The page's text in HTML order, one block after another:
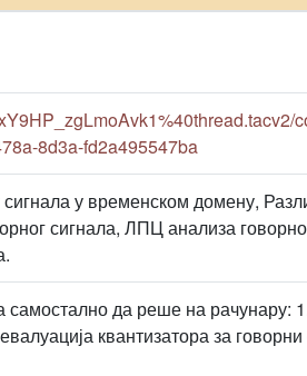
8d3a-fd2a495547ba
у временском домену,
сигнала, ЛПЦ анализа
самостално да реше на рачунару:
квантизатора за говорни